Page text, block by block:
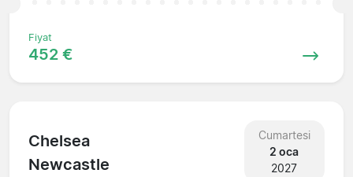
Fiyat
452 €
Chelsea
Newcastle
Cumartesi
2 oca
2027